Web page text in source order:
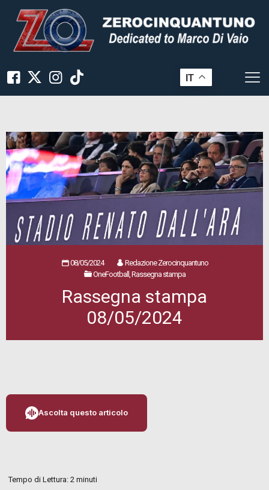
IT
08/05/2024
Redazione Zerocinquantuno
OneFootball, Rassegna stampa
Rassegna stampa
08/05/2024
Ascolta questo articolo
Tempo di Lettura:2 minuti